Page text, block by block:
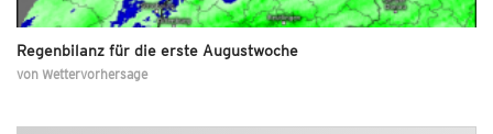
Regenbilanz für die erste Augustwoche
von Wettervorhersage